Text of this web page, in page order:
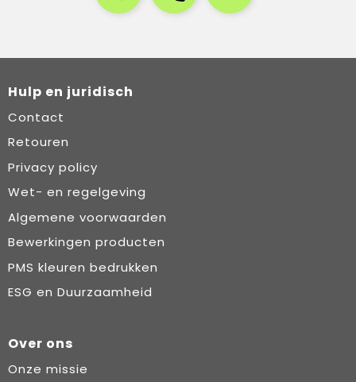
Hulp en juridisch
Contact
Retouren
Privacy policy
Wet- en regelgeving
Algemene voorwaarden
Bewerkingen producten
PMS kleuren bedrukken
ESG en Duurzaamheid
Over ons
Onze missie